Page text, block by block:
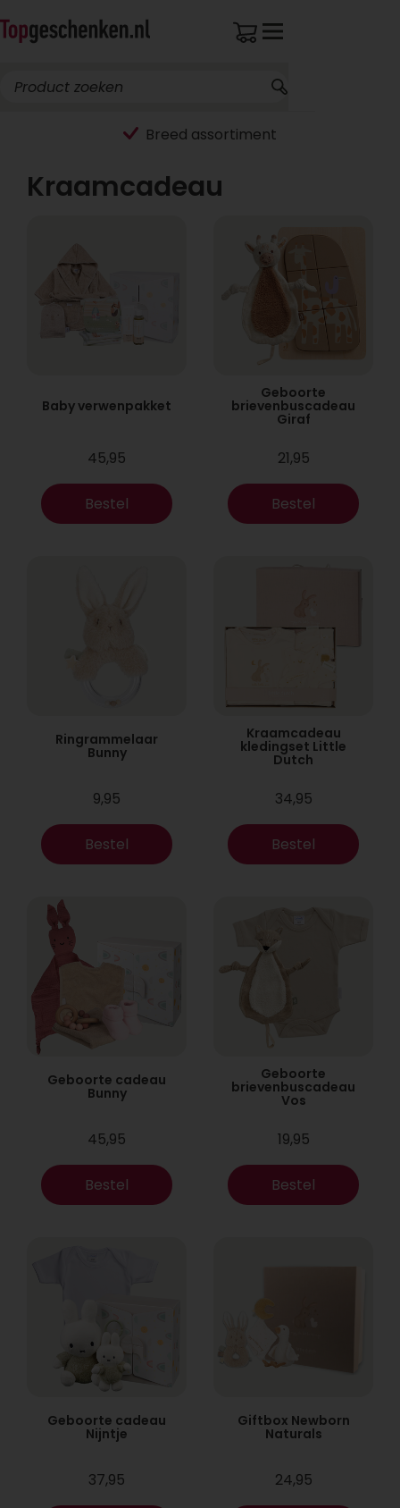
Breed assortiment
Kraamcadeau
Baby verwenpakket
45,95
Bestel
Geboorte
brievenbuscadeau
Giraf
21,95
Bestel
Ringrammelaar
Bunny
9,95
Bestel
Kraamcadeau
kledingset Little
Dutch
34,95
Bestel
Geboorte cadeau
Bunny
45,95
Bestel
Geboorte
brievenbuscadeau
Vos
19,95
Bestel
Geboorte cadeau
Nijntje
37,95
Giftbox Newborn
Naturals
24,95